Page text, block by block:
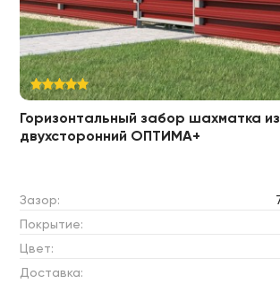
Горизонтальный забор шахматка
двухсторонний ОПТИМА+
Зазор:
Покрытие:
Цвет:
Доставка: